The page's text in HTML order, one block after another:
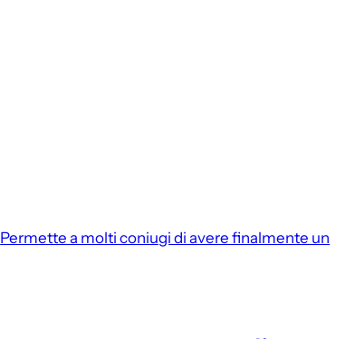
Permette a molti coniugi di avere finalmente un